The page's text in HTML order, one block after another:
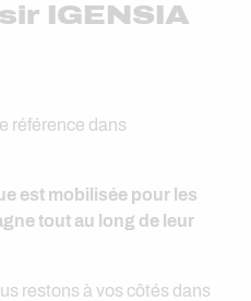
IGENSIA
référence dans
est mobilisée pour les
tout au long de leur
restons à vos côtés dans